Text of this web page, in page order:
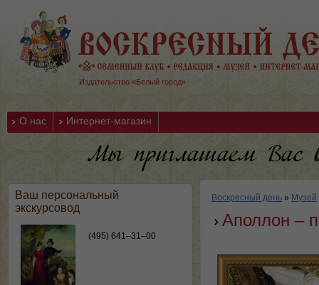
Издательство «Белый город»
О нас Интернет-магазин
Ваш персональный
экскурсовод
(495) 641–31–00
Воскресный день » Музей
Аполлон –